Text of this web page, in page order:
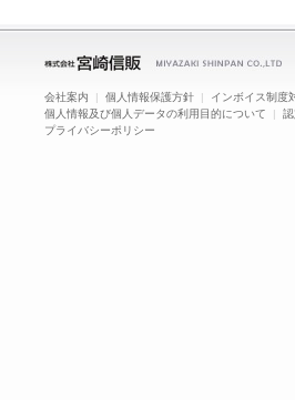
会社案内 | 個人情報保護方針 | インボイス制度
個人情報及び個人データの利用目的について |
プライバシーポリシー